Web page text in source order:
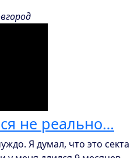
не реально…
Я думал, что это секта